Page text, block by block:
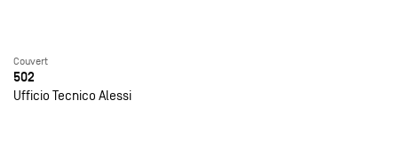
Couvert
502
Ufficio Tecnico Alessi